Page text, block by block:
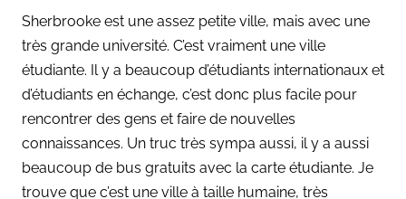
Sherbrooke est une assez petite ville, mais avec une
très grande université. C’est vraiment une ville
étudiante. Il y a beaucoup d’étudiants internationaux et
d’étudiants en échange, c’est donc plus facile pour
rencontrer des gens et faire de nouvelles
connaissances. Un truc très sympa aussi, il y a aussi
beaucoup de bus gratuits avec la carte étudiante. Je
trouve que c’est une ville à taille humaine, très